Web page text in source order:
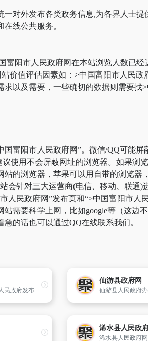
对外发布各类政务信息,为各界人士
线公共服务。
富阳市人民政府网在本站浏览人数已经
站价值评估因素如：>中国富阳市人民
以及需要，一些确切的数据则需要
国富阳市人民政府网”。微信/QQ可能
使用不会屏蔽网址的浏览器。如果浏
的浏览器，苹果可以用自带的浏览
会针对三大运营商(电信、移动、联
人民政府网”发布页和“>中国富阳市
需要科学上网，比如google等（这边
的话也可以通过QQ在线联系我们。
云南省人民政府门户网站是云南省人民政府发布政务信息、提供在线服务、与公众互动交流、履行职能、为民服务的重要窗口。
仙游县政府网
仙游县人民政府
浠水县人民政